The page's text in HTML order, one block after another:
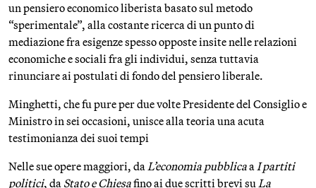
un pensiero economico liberista basato sul metodo
“sperimentale”, alla costante ricerca di un punto di
mediazione fra esigenze spesso opposte insite nelle relazioni
economiche e sociali fra gli individui, senza tuttavia
rinunciare ai postulati di fondo del pensiero liberale.
Minghetti, che fu pure per due volte Presidente del Consiglio e
Ministro in sei occasioni, unisce alla teoria una acuta
testimonianza dei suoi tempi
Nelle sue opere maggiori, daL’economia pubblicaaI partiti
politici, da Stato e Chiesafino ai due scritti brevi suLa